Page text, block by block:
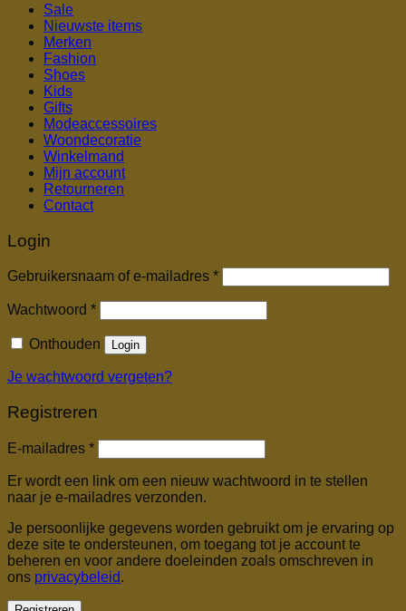
Sale
Nieuwste items
Merken
Fashion
Shoes
Kids
Gifts
Modeaccessoires
Woondecoratie
Winkelmand
Mijn account
Retourneren
Contact
Login
Gebruikersnaam of e-mailadres *Vereist
Wachtwoord *Vereist
Onthouden Login
Je wachtwoord vergeten?
Registreren
E-mailadres *Vereist
Er wordt een link om een nieuw wachtwoord in te stellen
naar je e-mailadres verzonden.
Je persoonlijke gegevens worden gebruikt om je ervaring op
deze site te ondersteunen, om toegang tot je account te
beheren en voor andere doeleinden zoals omschreven in
ons privacybeleid.